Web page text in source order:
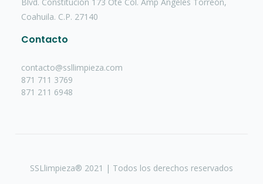
Blvd. Constitución 173 Ote Col. Amp Ángeles Torreón,
Coahuila. C.P. 27140
Contacto
contacto@ssllimpieza.com
871 711 3769
871 211 6948
SSLlimpieza® 2021 | Todos los derechos reservados